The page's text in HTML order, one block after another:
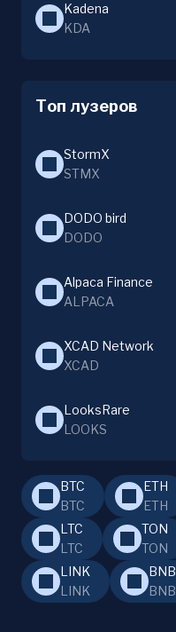
Kadena
KDA
Топ лузеров
StormX
STMX
DODO bird
DODO
Alpaca Finance
ALPACA
XCAD Network
XCAD
LooksRare
LOOKS
BTC
BTC
ETH
ETH
LTC
LTC
TON
TON
LINK
LINK
BNB
BNB